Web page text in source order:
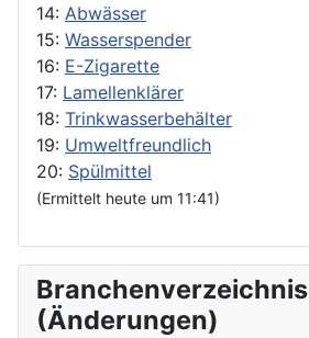
14: Abwässer
15: Wasserspender
16: E-Zigarette
17: Lamellenklärer
18: Trinkwasserbehälter
19: Umweltfreundlich
20: Spülmittel
(Ermittelt heute um 11:41)
Branchenverzeichnis
(Änderungen)